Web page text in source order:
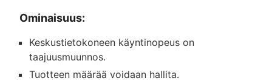
Ominaisuus:
Keskustietokoneen käyntinopeus on
taajuusmuunnos.
Tuotteen määrää voidaan hallita.